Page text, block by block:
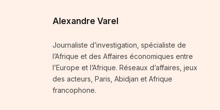
Alexandre Varel
Journaliste d’investigation, spécialiste de
l’Afrique et des Affaires économiques entre
l’Europe et l’Afrique. Réseaux d’affaires, jeux
des acteurs, Paris, Abidjan et Afrique
francophone.